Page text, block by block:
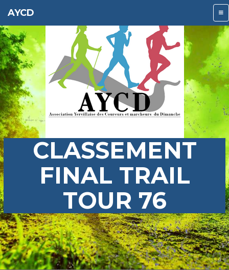
AYCD
CLASSEMENT
FINAL TRAIL
TOUR 76